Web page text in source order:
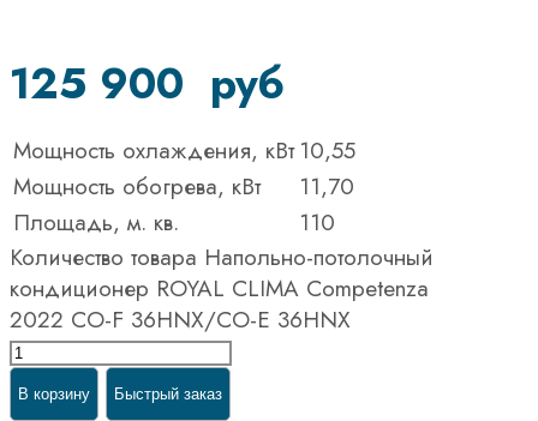
125 900 руб
Мощность охлаждения, кВт 10,55
Мощность обогрева, кВт
11,70
Площадь, м. кв.
110
Количество товара Напольно-потолочный
кондиционер ROYAL CLIMA Competenza
2022 CO-F 36HNX/CO-E 36HNX
В корзину Быстрый заказ